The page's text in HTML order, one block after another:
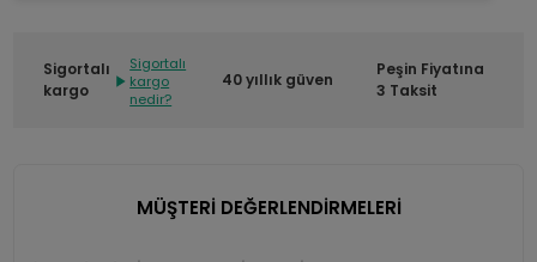
Sigortalı
kargo
Sigortalı
kargo
nedir?
40 yıllık güven
Peşin Fiyatına
3 Taksit
MÜŞTERİ DEĞERLENDİRMELERİ